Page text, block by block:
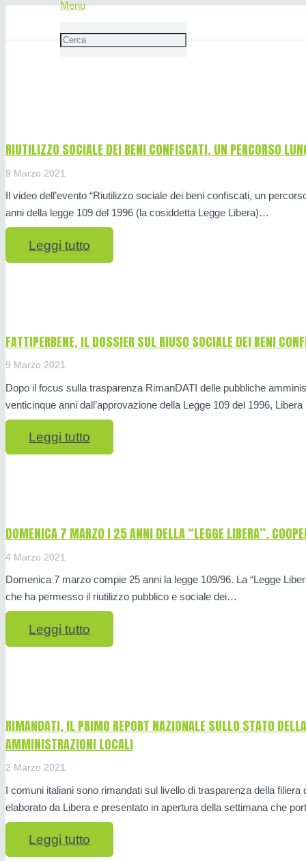
Menu
RIUTILIZZO SOCIALE DEI BENI CONFISCATI, UN PERCORSO
9 Marzo 2021
Il video dell’evento “Riutilizzo sociale dei beni confiscati, un
anni della legge 109 del 1996 (la cosiddetta Legge Libera)…
Leggi tutto
FATTIPERBENE, IL DOSSIER SUL RIUSO SOCIALE DEI BENI
9 Marzo 2021
Dopo il focus sulla trasparenza RimanDATI delle pubbliche
venticinque anni dall’approvazione della Legge 109 del 1996,
Leggi tutto
DOMENICA 7 MARZO I 25 ANNI DELLA “LEGGE LIBERA”.
4 Marzo 2021
Domenica 7 marzo compie 25 anni la legge 109/96. La “Legge
che ha permesso il riutilizzo pubblico e sociale dei…
Leggi tutto
RIMANDATI, IL PRIMO REPORT NAZIONALE SULLO STATO
AMMINISTRAZIONI LOCALI
2 Marzo 2021
I comuni italiani sono rimandati sul livello di trasparenza della
elaborato da Libera e presentato in apertura della settimana che
Leggi tutto